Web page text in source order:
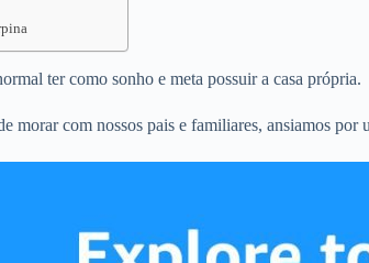
ter como sonho e meta possuir a casa própria.
morar com nossos pais e familiares, ansiamos por